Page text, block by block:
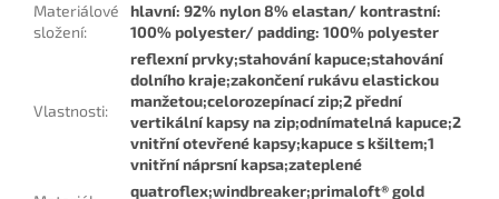
Materiálové
složení:
hlavní: 92% nylon 8% elastan/ kontrastní:
100% polyester/ padding: 100% polyester
Vlastnosti:
reflexní prvky;stahování kapuce;stahování
dolního kraje;zakončení rukávu elastickou
manžetou;celorozepínací zip;2 přední
vertikální kapsy na zip;odnímatelná kapuce;2
vnitřní otevřené kapsy;kapuce s kšiltem;1
vnitřní náprsní kapsa;zateplené
quatroflex;windbreaker;primaloft® gold